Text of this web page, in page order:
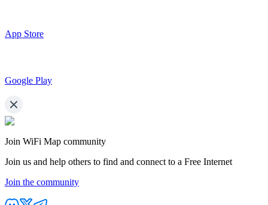
App Store
Google Play
Join WiFi Map community
Join us and help others to find and connect to a Free Internet
Join the community